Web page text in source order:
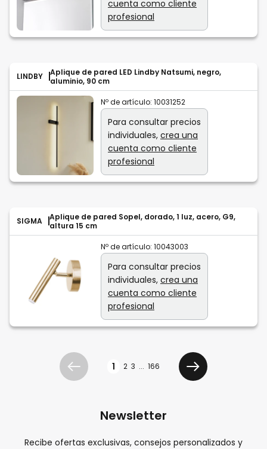
cuenta como cliente
profesional
LINDBY
Aplique de pared LED Lindby Natsumi, negro,
aluminio, 90 cm
Nº de artículo: 10031252
Para consultar precios
individuales, crea una
cuenta como cliente
profesional
SIGMA
Aplique de pared Sopel, dorado, 1 luz, acero, G9,
altura 15 cm
Nº de artículo: 10043003
Para consultar precios
individuales, crea una
cuenta como cliente
profesional
Anterior 1 2 3 ... 166
Siguiente
Newsletter
Recibe ofertas exclusivas, consejos personalizados y